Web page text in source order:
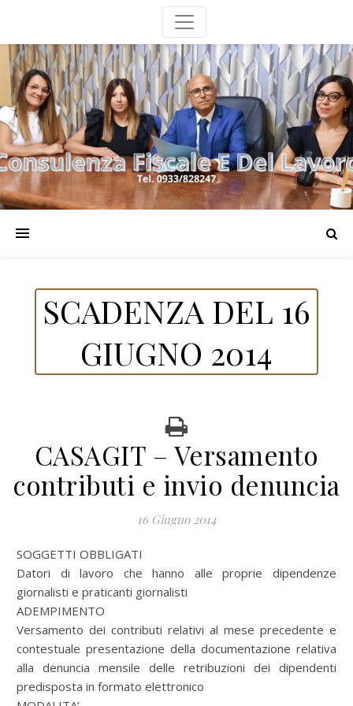
SCADENZA DEL 16
GIUGNO 2014
CASAGIT – Versamento
contributi e invio denuncia
16 Giugno 2014
SOGGETTI OBBLIGATI
Datori di lavoro che hanno alle proprie dipendenze
giornalisti e praticanti giornalisti
ADEMPIMENTO
Versamento dei contributi relativi al mese precedente e
contestuale presentazione della documentazione relativa
alla denuncia mensile delle retribuzioni dei dipendenti
predisposta in formato elettronico